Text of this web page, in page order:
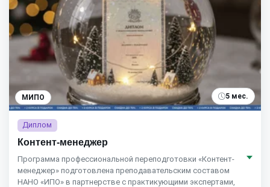
МИПО 5 мес.
Диплом
Контент-менеджер
Программа профессиональной переподготовки «Контент-
менеджер» подготовлена преподавательским составом
НАНО «ИПО» в партнерстве с практикующими экспертами,